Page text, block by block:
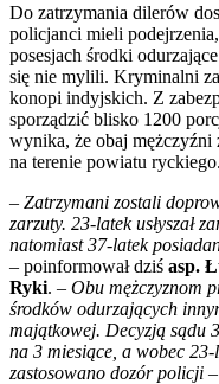
Do zatrzymania dilerów
policjanci mieli
posesjach środki
się nie mylili. Kryminalni
konopi indyjskich. Z
sporządzić blisko 1200
wynika, że obaj
na terenie powiatu ryckiego.
– Zatrzymani zostali
zarzuty. 23-latek usłyszał
natomiast 37-latek
– poinformował dziś asp.
Ryki. – Obu mężczyznom
środków odurzających
majątkowej. Decyzją sądu
na 3 miesiące, a wobec
zastosowano dozór policji